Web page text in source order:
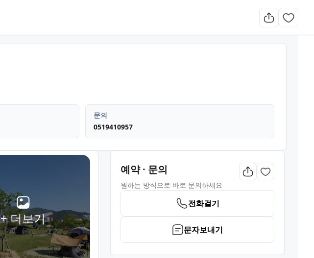
문의
0519410957
+ 더보기
예약 · 문의
원하는 방식으로 바로 문의하세요
전화걸기
문자보내기